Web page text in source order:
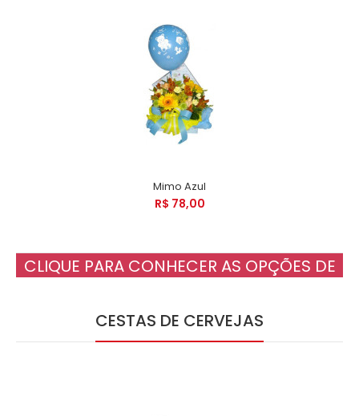
Mimo Azul
R$ 78,00
CLIQUE PARA CONHECER AS OPÇÕES DE
CESTAS DE CERVEJAS